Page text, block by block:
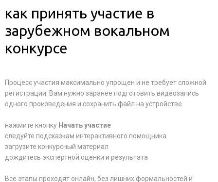
как принять участие в
зарубежном вокальном
конкурсе
Процесс участия максимально упрощен и не требует сложной
регистрации. Вам нужно заранее подготовить видеозапись
одного произведения и сохранить файл на устройстве.
нажмите кнопку Начать участие
следуйте подсказкам интерактивного помощника
загрузите конкурсный материал
дождитесь экспертной оценки и результата
Все этапы проходят онлайн, без лишних формальностей и